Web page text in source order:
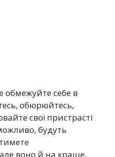
обмежуйте себе в
обюрюйтесь,
свої пристрасті
будуть
воно й на краще,